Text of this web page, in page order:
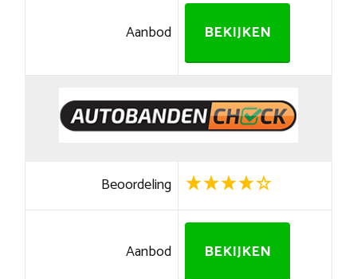
Aanbod BEKIJKEN
Beoordeling
Aanbod BEKIJKEN